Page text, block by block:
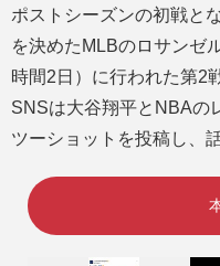
ポストシーズンの初戦と
を決めたMLBのロサンゼ
時間2日）に行われた第2
SNSは大谷翔平とNBAの
ツーショットを投稿し、